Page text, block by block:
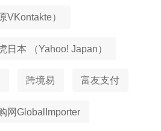
VKontakte）
日本 （Yahoo! Japan）
跨境易 富友支付
网GlobalImporter